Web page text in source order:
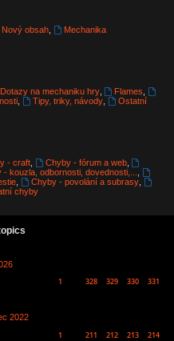
Nový obsah,
Mechanika
Dotazy na mechaniku hry, Flames
, Tipy, triky, návody,
Ostatní
- craft, Chyby - fórum a web,
- kouzla, odbornosti, dovednosti,...
, Chyby - povolání a subrasy,
chyby
1 328 329 330 331
2022
1 211 212 213 214